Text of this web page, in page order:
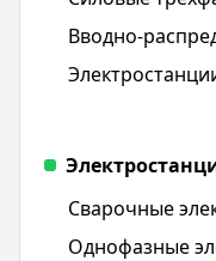
Вводно-
Сварочные
Однофазные